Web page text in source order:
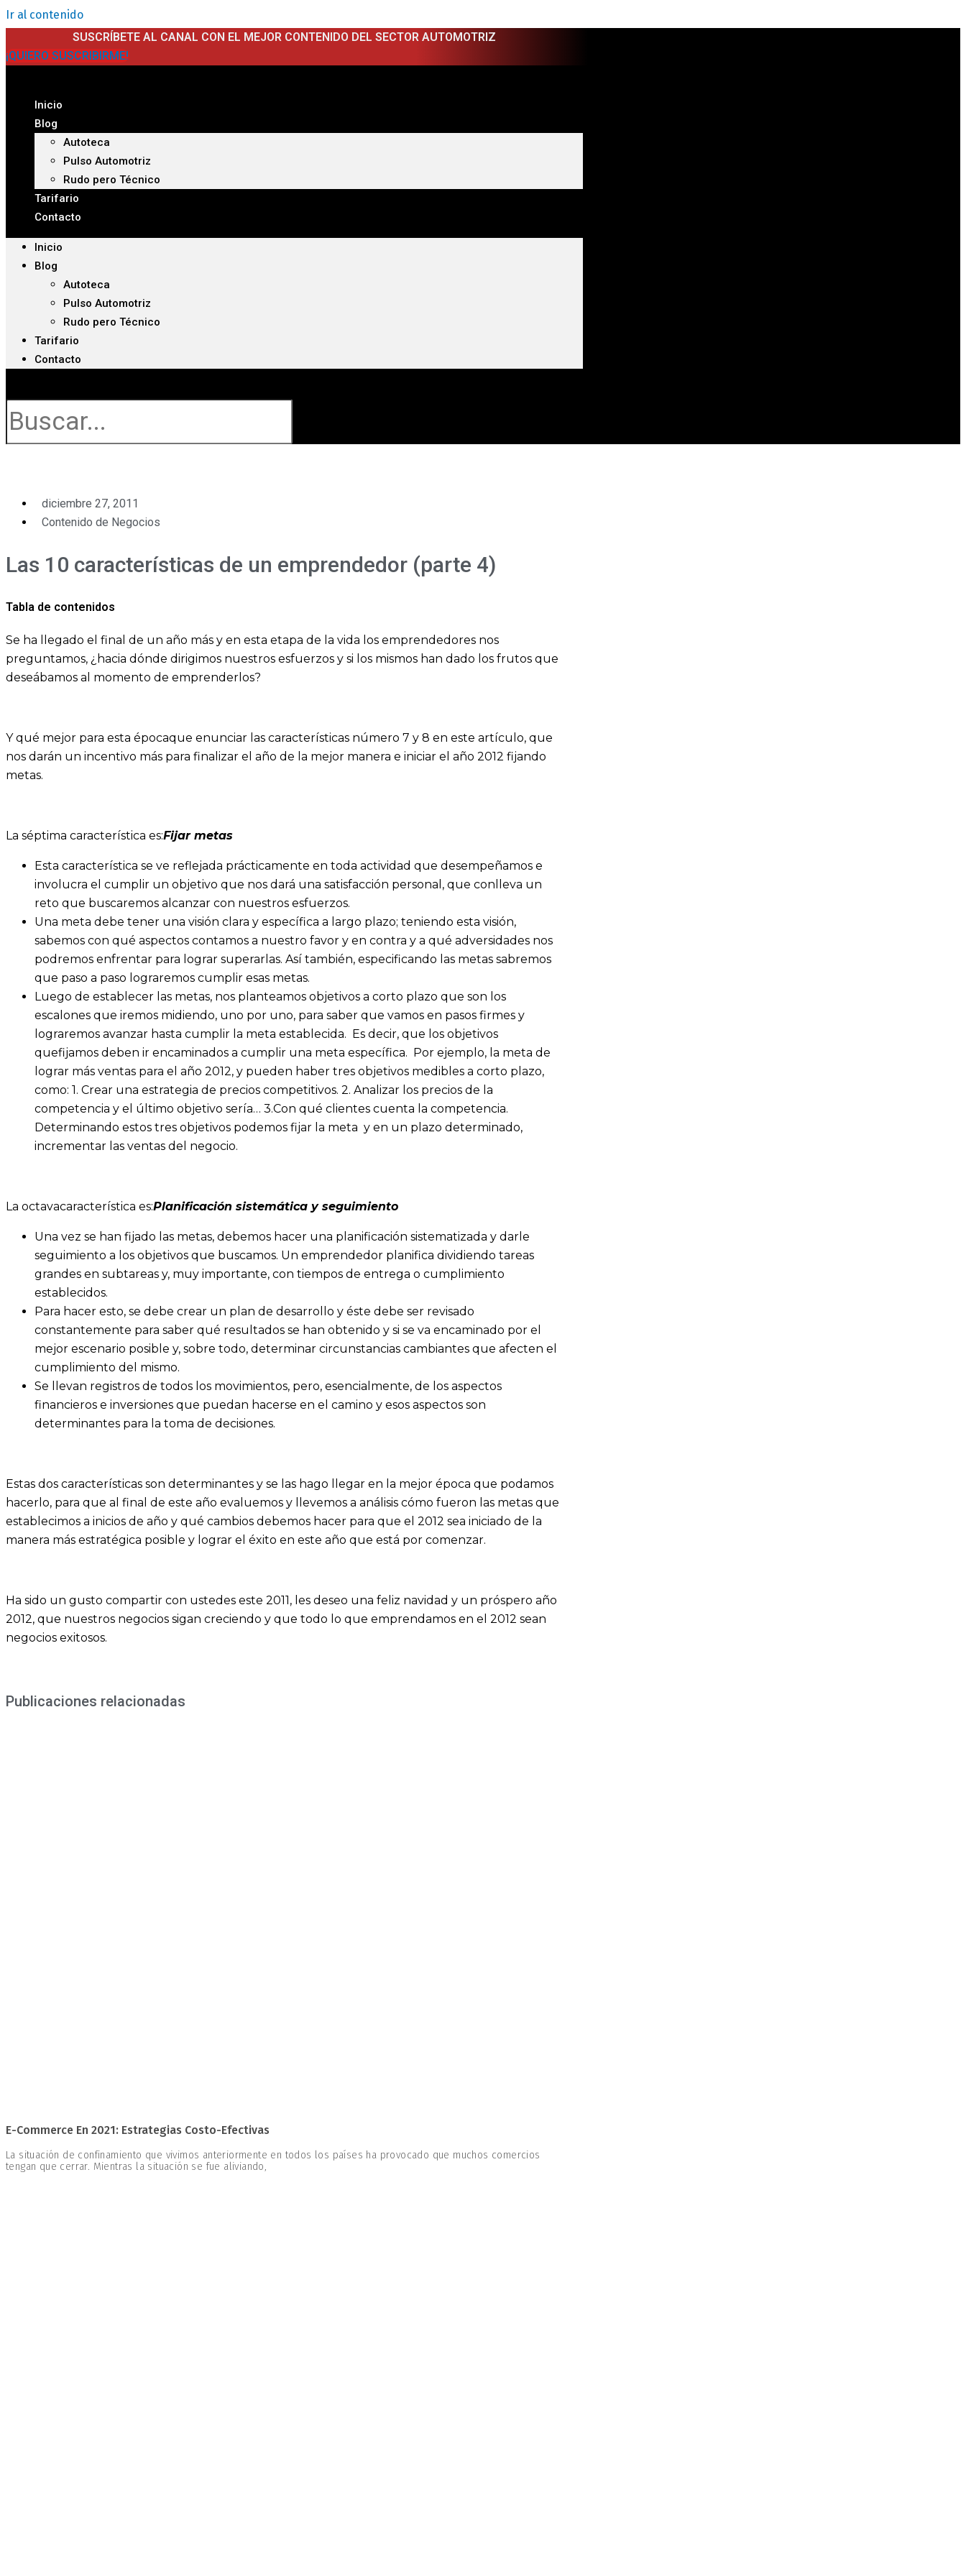
Ir al contenido
SUSCRÍBETE AL CANAL CON EL MEJOR CONTENIDO DEL SECTOR AUTOMOTRIZ
¡QUIERO SUSCRIBIRME!
Inicio
Blog
Autoteca
Pulso Automotriz
Rudo pero Técnico
Tarifario
Contacto
Inicio
Blog
Autoteca
Pulso Automotriz
Rudo pero Técnico
Tarifario
Contacto
diciembre 27, 2011
Contenido de Negocios
Las 10 características de un emprendedor (parte 4)
Tabla de contenidos
Se ha llegado el final de un año más y en esta etapa de la vida los emprendedores nos
preguntamos, ¿hacia dónde dirigimos nuestros esfuerzos y si los mismos han dado los frutos que
deseábamos al momento de emprenderlos?
Y qué mejor para esta épocaque enunciar las características número 7 y 8 en este artículo, que
nos darán un incentivo más para finalizar el año de la mejor manera e iniciar el año 2012 fijando
metas.
La séptima característica es:Fijar metas
Esta característica se ve reflejada prácticamente en toda actividad que desempeñamos e
involucra el cumplir un objetivo que nos dará una satisfacción personal, que conlleva un
reto que buscaremos alcanzar con nuestros esfuerzos.
Una meta debe tener una visión clara y específica a largo plazo; teniendo esta visión,
sabemos con qué aspectos contamos a nuestro favor y en contra y a qué adversidades nos
podremos enfrentar para lograr superarlas. Así también, especificando las metas sabremos
que paso a paso lograremos cumplir esas metas.
Luego de establecer las metas, nos planteamos objetivos a corto plazo que son los
escalones que iremos midiendo, uno por uno, para saber que vamos en pasos firmes y
lograremos avanzar hasta cumplir la meta establecida. Es decir, que los objetivos
quefijamos deben ir encaminados a cumplir una meta específica. Por ejemplo, la meta de
lograr más ventas para el año 2012, y pueden haber tres objetivos medibles a corto plazo,
como: 1. Crear una estrategia de precios competitivos. 2. Analizar los precios de la
competencia y el último objetivo sería… 3.Con qué clientes cuenta la competencia.
Determinando estos tres objetivos podemos fijar la meta y en un plazo determinado,
incrementar las ventas del negocio.
La octavacaracterística es:Planificación sistemática y seguimiento
Una vez se han fijado las metas, debemos hacer una planificación sistematizada y darle
seguimiento a los objetivos que buscamos. Un emprendedor planifica dividiendo tareas
grandes en subtareas y, muy importante, con tiempos de entrega o cumplimiento
establecidos.
Para hacer esto, se debe crear un plan de desarrollo y éste debe ser revisado
constantemente para saber qué resultados se han obtenido y si se va encaminado por el
mejor escenario posible y, sobre todo, determinar circunstancias cambiantes que afecten el
cumplimiento del mismo.
Se llevan registros de todos los movimientos, pero, esencialmente, de los aspectos
financieros e inversiones que puedan hacerse en el camino y esos aspectos son
determinantes para la toma de decisiones.
Estas dos características son determinantes y se las hago llegar en la mejor época que podamos
hacerlo, para que al final de este año evaluemos y llevemos a análisis cómo fueron las metas que
establecimos a inicios de año y qué cambios debemos hacer para que el 2012 sea iniciado de la
manera más estratégica posible y lograr el éxito en este año que está por comenzar.
Ha sido un gusto compartir con ustedes este 2011, les deseo una feliz navidad y un próspero año
2012, que nuestros negocios sigan creciendo y que todo lo que emprendamos en el 2012 sean
negocios exitosos.
Publicaciones relacionadas
E-Commerce En 2021: Estrategias Costo-Efectivas
La situación de confinamiento que vivimos anteriormente en todos los países ha provocado que muchos comercios
tengan que cerrar. Mientras la situación se fue aliviando,